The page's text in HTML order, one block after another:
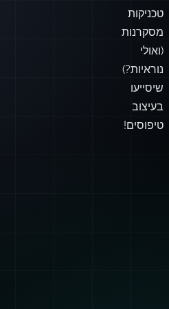
טכניקות
מסקרנות
(ואולי
נוראיות?)
שיסייעו
בעיצוב
טיפוסים!